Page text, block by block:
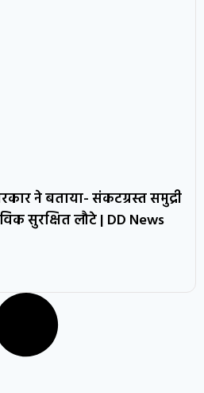
ने बताया- संकटग्रस्त समुद्री
सुरक्षित लौटे | DD News